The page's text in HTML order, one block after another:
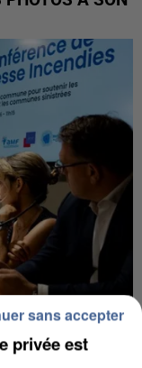
UN ÉLAN
privée est
sans accepter